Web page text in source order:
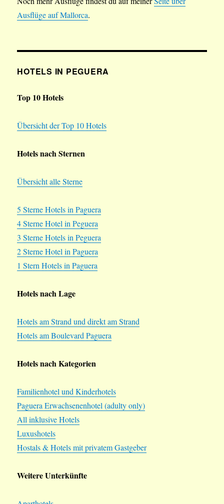
Ausflüge auf Mallorca.
HOTELS IN PEGUERA
Top 10 Hotels
Übersicht der Top 10 Hotels
Hotels nach Sternen
Übersicht alle Sterne
5 Sterne Hotels in Paguera
4 Sterne Hotel in Peguera
3 Sterne Hotels in Peguera
2 Sterne Hotel in Paguera
1 Stern Hotels in Paguera
Hotels nach Lage
Hotels am Strand und direkt am Strand
Hotels am Boulevard Paguera
Hotels nach Kategorien
Familienhotel und Kinderhotels
Paguera Erwachsenenhotel (adulty only)
All inklusive Hotels
Luxushotels
Hostals & Hotels mit privatem Gastgeber
Weitere Unterkünfte